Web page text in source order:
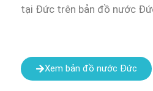
tại Đức trên bản đồ nước
Xem bản đồ nước Đức